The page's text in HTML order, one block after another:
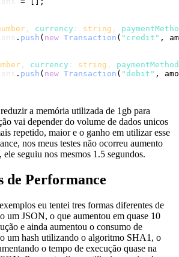
currency : string
. push ( new Transaction ( "credit" ,
currency : string
paymentMethod
. push ( new Transaction ( "debit" ,
a memória utilizada de 1gb para
vai depender do volume de dados unicos
repetido, maior e o ganho em utilizar esse
nos meus testes não ocorreu aumento
seguiu nos mesmos 1.5 segundos.
de Performance
eu tentei tres formas diferentes de
um JSON, o que aumentou em quase 10
e ainda aumentou o consumo de
um hash utilizando o algoritmo SHA1, o
o tempo de execução quase na